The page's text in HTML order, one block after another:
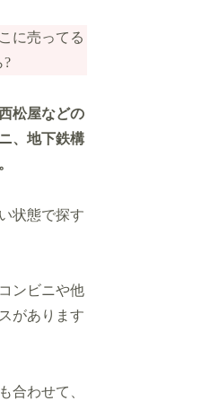
に売ってる
?
松屋などの
、地下鉄構
状態で探す
ンビニや他
があります
合わせて、